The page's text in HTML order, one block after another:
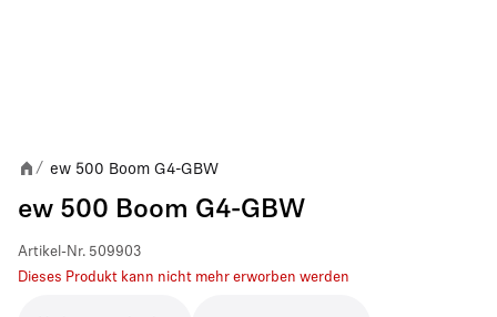
/ ew 500 Boom G4-GBW
ew 500 Boom G4-GBW
Artikel-Nr. 509903
Dieses Produkt kann nicht mehr erworben werden